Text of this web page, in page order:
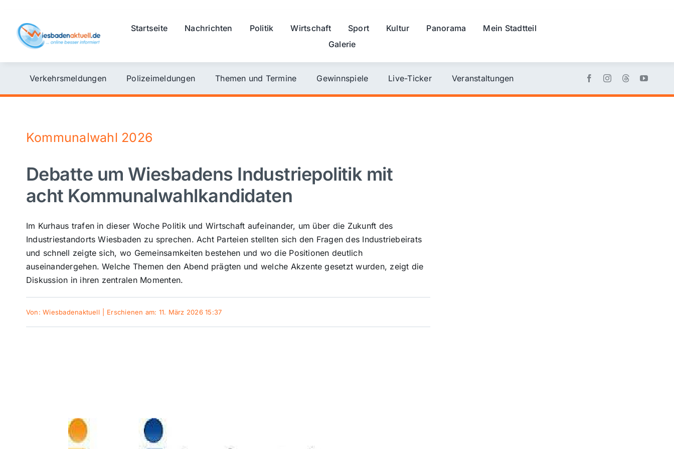
content
Startseite Nachrichten Politik Wirtschaft Sport Kultur Panorama
Mein Stadtteil
Galerie
Verkehrsmeldungen Polizeimeldungen Themen und Termine Gewinnspiele Live-Ticker Veranstaltungen
Kommunalwahl 2026
Debatte um Wiesbadens Industriepolitik mit
acht Kommunalwahlkandidaten
Im Kurhaus trafen in dieser Woche Politik und Wirtschaft aufeinander, um über die Zukunft des
Industriestandorts Wiesbaden zu sprechen. Acht Parteien stellten sich den Fragen des Industriebeirats
und schnell zeigte sich, wo Gemeinsamkeiten bestehen und wo die Positionen deutlich
auseinandergehen. Welche Themen den Abend prägten und welche Akzente gesetzt wurden, zeigt die
Diskussion in ihren zentralen Momenten.
Von:Wiesbadenaktuell Erschienen am: 11. März 2026 15:37